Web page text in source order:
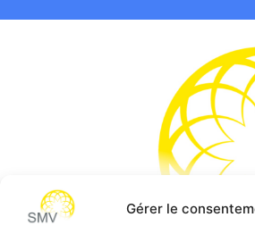
Gérer le